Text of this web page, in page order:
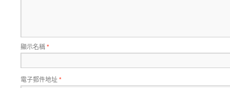
顯示名稱*
電子郵件地址*